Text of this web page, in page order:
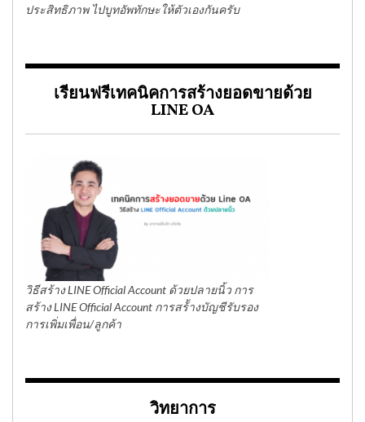
ประสิทธิภาพ ไปบูทอัพทักษะให้ตัวเองกันครับ
เรียนฟรีเทคนิคการสร้างยอดขายด้วย
LINE OA
วิธีสร้าง LINE Official Account ด้วยปลายนิ้ว การ
สร้าง LINE Official Account การสร้้างบัญชีรับรอง
การเพิ่มเพื่อน/ลูกค้า
วิทยาการ